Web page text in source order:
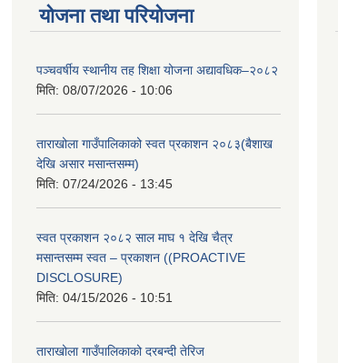
योजना तथा परियोजना
पञ्चवर्षीय स्थानीय तह शिक्षा योजना अद्यावधिक–२०८२
मिति: 08/07/2026 - 10:06
ताराखोला गाउँपालिकाको स्वत प्रकाशन २०८३(बैशाख
देखि असार मसान्तसम्म)
मिति: 07/24/2026 - 13:45
स्वत प्रकाशन २०८२ साल माघ १ देखि चैत्र
मसान्तसम्म स्वत – प्रकाशन ((PROACTIVE
DISCLOSURE)
मिति: 04/15/2026 - 10:51
ताराखोला गाउँपालिकाको दरबन्दी तेरिज